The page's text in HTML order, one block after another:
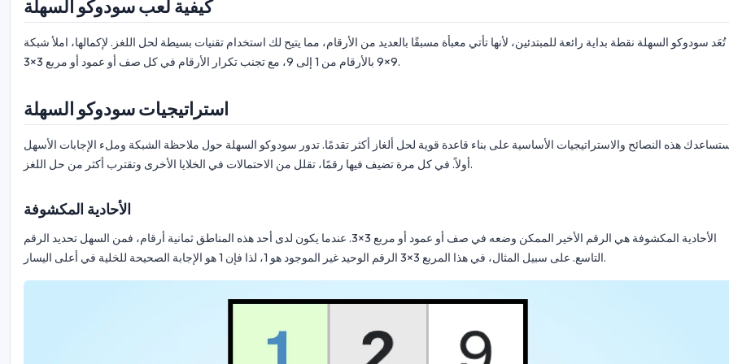
كيفية لعب سودوكو السهلة
تُعَد سودوكو السهلة نقطة بداية رائعة للمبتدئين، لأنها تأتي معبأة مسبقًا بالعديد من الأرقام، مما يتيح لك استخدام تقنيات بسيطة لحل اللغز. لإكمالها، املأ شبكة
9×9 بالأرقام من 1 إلى 9، مع تجنب تكرار الأرقام في كل صف أو عمود أو مربع 3×3.
استراتيجيات سودوكو السهلة
هذه النصائح والاستراتيجيات الأساسية على بناء قاعدة قوية لحل ألغاز أكثر تقدمًا. تدور سودوكو السهلة حول ملاحظة الشبكة وملء الإجابات الأسهل
أولاً. في كل مرة تضيف فيها رقمًا، تقلل من الاحتمالات في الخلايا الأخرى وتقترب أكثر من حل اللغز.
الأحادية المكشوفة
الأحادية المكشوفة هي الرقم الأخير الممكن وضعه في صف أو عمود أو مربع 3×3. عندما يكون لدى أحد هذه المناطق ثمانية أرقام، فمن السهل تحديد الرقم
التاسع. على سبيل المثال، في هذا المربع 3×3 الرقم الوحيد غير الموجود هو 1، لذا فإن 1 هو الإجابة الصحيحة للخلية في أعلى اليسار.